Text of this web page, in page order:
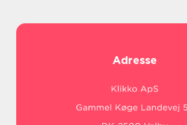
Adresse